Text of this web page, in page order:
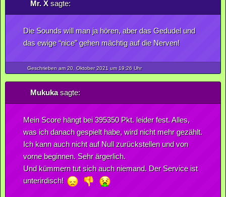
Mr. Xsagte:
Die Sounds will man ja hören, aber das Gedudel und
das ewige “nice” gehen mächtig auf die Nerven!
Geschrieben am 20. Oktober2021 um 19:26 Uhr
Mukukasagte:
Mein Score hängt bei 395350 Pkt. leider fest. Alles,
was ich danach gespielt habe, wird nicht mehr gezählt.
Ich kann auch nicht auf Null zurückstellen und von
vorne beginnen. Sehr ärgerlich.
Und kümmern tut sich auch niemand. Der Service ist
unterirdisch!